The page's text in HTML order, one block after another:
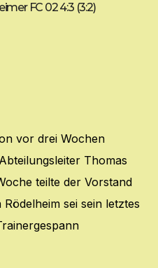
FC 02 4:3 (3:2)
vor drei Wochen
Thomas
teilte der Vorstand
sei sein letztes